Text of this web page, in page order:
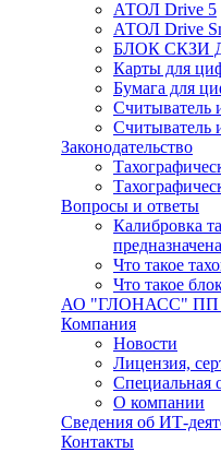
АТОЛ Drive 5
АТОЛ Drive
БЛОК СКЗИ
Карты для
Бумага для
Считыватель
Считыватель
Законодательство
Вопросы и ответы
Калибровка
Что такое
Что такое
АО "ГЛОНАСС" ПП
Компания
Новости
Лицензия,
Специальная
О компании
Сведения об ИТ-
Контакты